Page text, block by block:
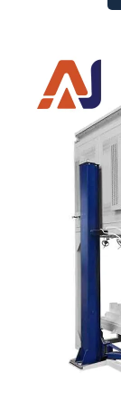
1000度气
温度规格：
：
：
：120 件
炉膛尺寸（毫米